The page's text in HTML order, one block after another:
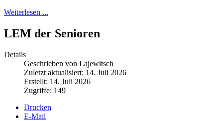
Weiterlesen ...
LEM der Senioren
Details
Geschrieben von Lajewitsch
Zuletzt aktualisiert: 14. Juli 2026
Erstellt: 14. Juli 2026
Zugriffe: 149
Drucken
E-Mail